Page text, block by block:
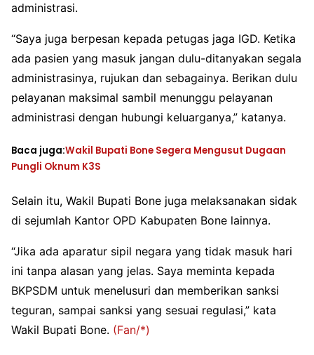
administrasi.
“Saya juga berpesan kepada petugas jaga IGD. Ketika
ada pasien yang masuk jangan dulu-ditanyakan segala
administrasinya, rujukan dan sebagainya. Berikan dulu
pelayanan maksimal sambil menunggu pelayanan
administrasi dengan hubungi keluarganya,” katanya.
Baca juga:Wakil Bupati Bone Segera Mengusut Dugaan
Pungli Oknum K3S
Selain itu, Wakil Bupati Bone juga melaksanakan sidak
di sejumlah Kantor OPD Kabupaten Bone lainnya.
“Jika ada aparatur sipil negara yang tidak masuk hari
ini tanpa alasan yang jelas. Saya meminta kepada
BKPSDM untuk menelusuri dan memberikan sanksi
teguran, sampai sanksi yang sesuai regulasi,” kata
Wakil Bupati Bone. (Fan/*)